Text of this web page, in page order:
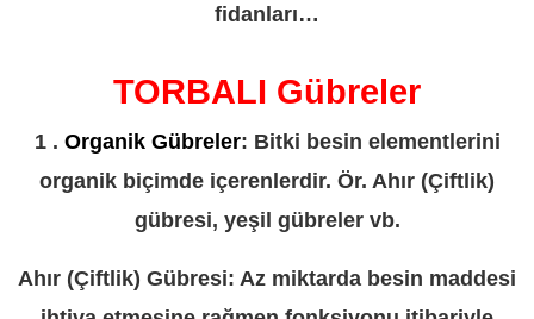
fidanları…
TORBALI Gübreler
1 . Organik Gübreler: Bitki besin elementlerini
organik biçimde içerenlerdir. Ör. Ahır (Çiftlik)
gübresi, yeşil gübreler vb.
Ahır (Çiftlik) Gübresi: Az miktarda besin maddesi